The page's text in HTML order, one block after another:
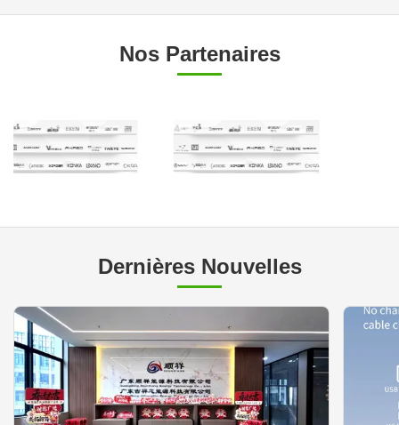
Nos Partenaires
Dernières Nouvelles